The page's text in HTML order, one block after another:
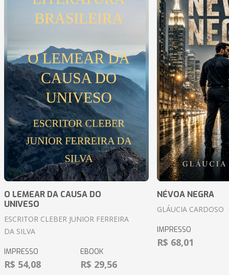
O LEMEAR DA CAUSA DO
UNIVESO
ESCRITOR CLEBER JUNIOR FERREIRA
DA SILVA
IMPRESSO
R$ 54,08
EBOOK
R$ 29,56
NÉVOA NEGRA
GLÁUCIA CARDOSO
IMPRESSO
R$ 68,01